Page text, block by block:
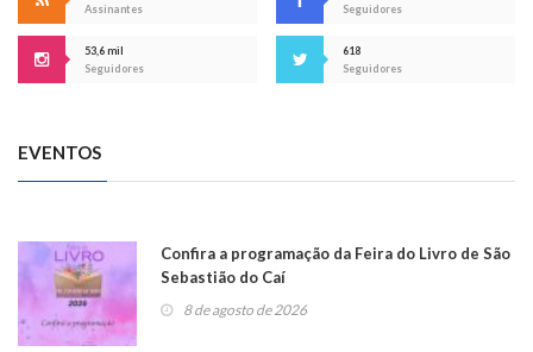
Assinantes
Seguidores
53,6 mil
Seguidores
618
Seguidores
EVENTOS
Confira a programação da Feira do Livro de São
Sebastião do Caí
8 de agosto de 2026